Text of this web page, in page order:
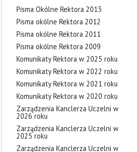
Pisma Okólne Rektora 2013
Pisma okólne Rektora 2012
Pisma okólne Rektora 2011
Pisma okólne Rektora 2009
Komunikaty Rektora w 2025 roku
Komunikaty Rektora w 2022 roku
Komunikaty Rektora w 2021 roku
Komunikaty Rektora w 2020 roku
Zarządzenia Kanclerza Uczelni w
2026 roku
Zarządzenia Kanclerza Uczelni w
2025 roku
Zarządzenia Kanclerza Uczelni w